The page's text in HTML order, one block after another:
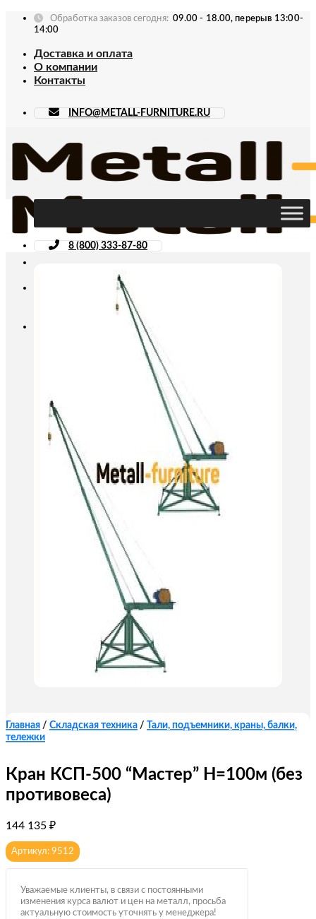
Skip
Обработка заказов сегодня: 09.00 - 18.00, перерыв 13:00-
14:00
Доставка и оплата
О компании
Контакты
INFO@METALL-FURNITURE.RU
8 (800) 333-87-80
Главная / Складская техника /
Тали, подъемники, краны, балки,
тележки
Кран КСП-500 “Мастер” Н=100м (без
противовеса)
144 135 ₽
Артикул: 9512
Уважаемые клиенты, в связи с постоянными
изменения курса валют и цен на металл, просьба
актуальную стоимость уточнять у менеджера!